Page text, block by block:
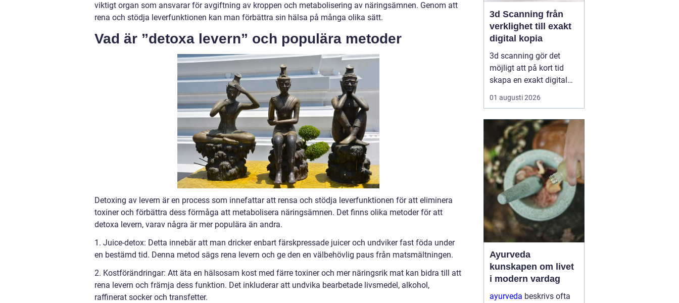
viktigt organ som ansvarar för avgiftning av kroppen och metabolisering av näringsämnen. Genom att
rena och stödja leverfunktionen kan man förbättra sin hälsa på många olika sätt.
Vad är ”detoxa levern” och populära metoder
Detoxing av levern är en process som innefattar att rensa och stödja leverfunktionen för att eliminera
toxiner och förbättra dess förmåga att metabolisera näringsämnen. Det finns olika metoder för att
detoxa levern, varav några är mer populära än andra.
1. Juice-detox: Detta innebär att man dricker enbart färskpressade juicer och undviker fast föda under
en bestämd tid. Denna metod sägs rena levern och ge den en välbehövlig paus från matsmältningen.
2. Kostförändringar: Att äta en hälsosam kost med färre toxiner och mer näringsrik mat kan bidra till att
rena levern och främja dess funktion. Det inkluderar att undvika bearbetade livsmedel, alkohol,
raffinerat socker och transfetter.
3d Scanning från
verklighet till exakt
digital kopia
3d scanning gör det
möjligt att på kort tid
skapa en exakt digital
kopia av nästan vad
som helst: en liten detalj,
eller en hel fabrik.
Tekniken används i dag
inom industri, bygg,
fastigheter, kulturarv och
infrastruktur för at...
01 augusti 2026
Ayurveda
kunskapen om livet
i modern vardag
ayurveda beskrivs ofta